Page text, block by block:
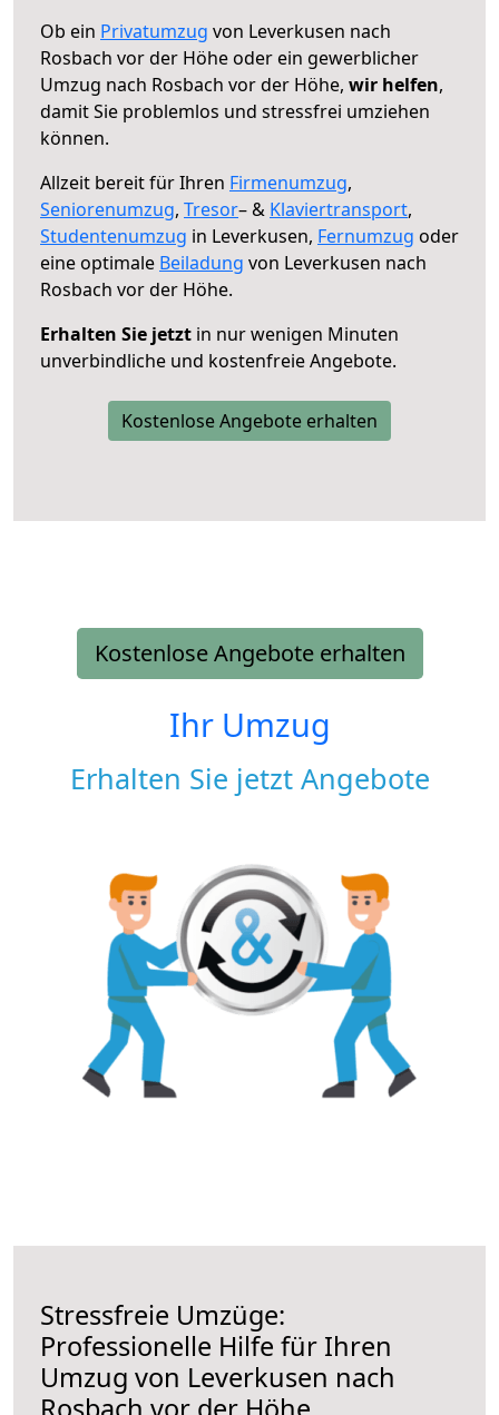
Ob ein Privatumzug von Leverkusen nach
Rosbach vor der Höhe oder ein gewerblicher
Umzug nach Rosbach vor der Höhe, wir helfen,
damit Sie problemlos und stressfrei umziehen
können.
Allzeit bereit für Ihren Firmenumzug,
Seniorenumzug, Tresor– & Klaviertransport,
Studentenumzug in Leverkusen, Fernumzug oder
eine optimale Beiladung von Leverkusen nach
Rosbach vor der Höhe.
Erhalten Sie jetzt in nur wenigen Minuten
unverbindliche und kostenfreie Angebote.
Kostenlose Angebote erhalten
Kostenlose Angebote erhalten
Ihr Umzug
Erhalten Sie jetzt Angebote
Stressfreie Umzüge:
Professionelle Hilfe für Ihren
Umzug von Leverkusen nach